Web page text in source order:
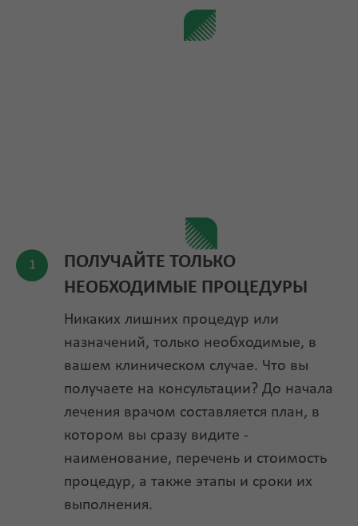
ПОЛУЧАЙТЕ ТОЛЬКО
НЕОБХОДИМЫЕ ПРОЦЕДУРЫ
Никаких лишних процедур или
назначений, только необходимые, в
вашем клиническом случае. Что вы
получаете на консультации? До начала
лечения врачом составляется план, в
котором вы сразу видите -
наименование, перечень и стоимость
процедур, а также этапы и сроки их
выполнения.